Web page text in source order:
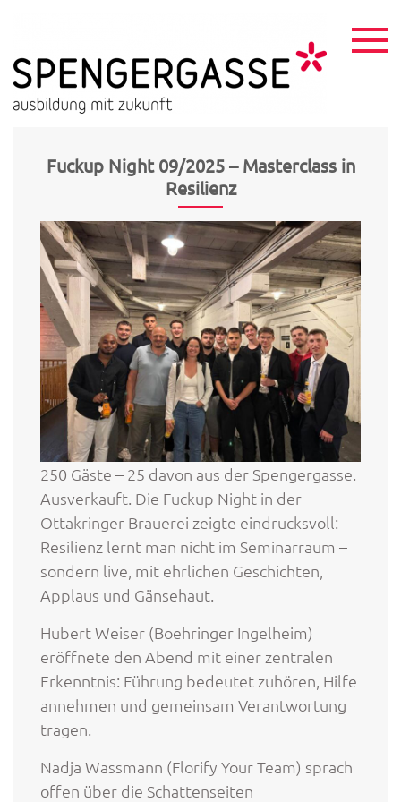
content
Fuckup Night 09/2025 – Masterclass in
Resilienz
250 Gäste – 25 davon aus der Spengergasse.
Ausverkauft. Die Fuckup Night in der
Ottakringer Brauerei zeigte eindrucksvoll:
Resilienz lernt man nicht im Seminarraum –
sondern live, mit ehrlichen Geschichten,
Applaus und Gänsehaut.
Hubert Weiser (Boehringer Ingelheim)
eröffnete den Abend mit einer zentralen
Erkenntnis: Führung bedeutet zuhören, Hilfe
annehmen und gemeinsam Verantwortung
tragen.
Nadja Wassmann (Florify Your Team) sprach
offen über die Schattenseiten